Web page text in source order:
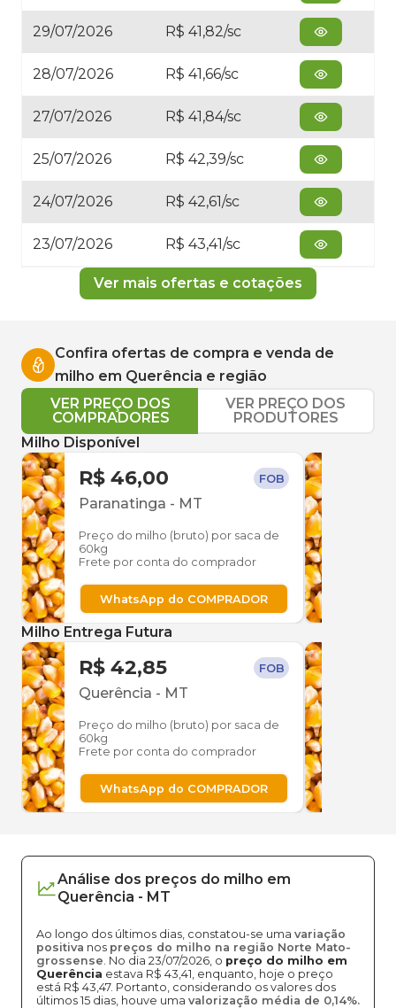
29/07/2026 R$ 41,82/sc
28/07/2026 R$ 41,66/sc
27/07/2026 R$ 41,84/sc
25/07/2026 R$ 42,39/sc
24/07/2026 R$ 42,61/sc
23/07/2026 R$ 43,41/sc
Ver mais ofertas e cotações
Confira ofertas de compra e venda de
milho em Querência e região
VER PREÇO DOS
COMPRADORES
VER PREÇO DOS
PRODUTORES
Milho Disponível
R$ 46,00 FOB
Paranatinga - MT
Preço do milho (bruto) por saca de
60kg
Frete por conta do comprador
WhatsApp do COMPRADOR
Milho Entrega Futura
R$ 42,85 FOB
Querência - MT
Preço do milho (bruto) por saca de
60kg
Frete por conta do comprador
WhatsApp do COMPRADOR
Análise dos preços do milho em
Querência - MT
Ao longo dos últimos dias, constatou-se uma variação
positiva nos preços do milho na região Norte Mato-
grossense. No dia 23/07/2026, o preço do milho em
Querência estava R$ 43,41, enquanto, hoje o preço
está R$ 43,47. Portanto, considerando os valores dos
últimos 15 dias, houve uma valorização média de 0,14%.